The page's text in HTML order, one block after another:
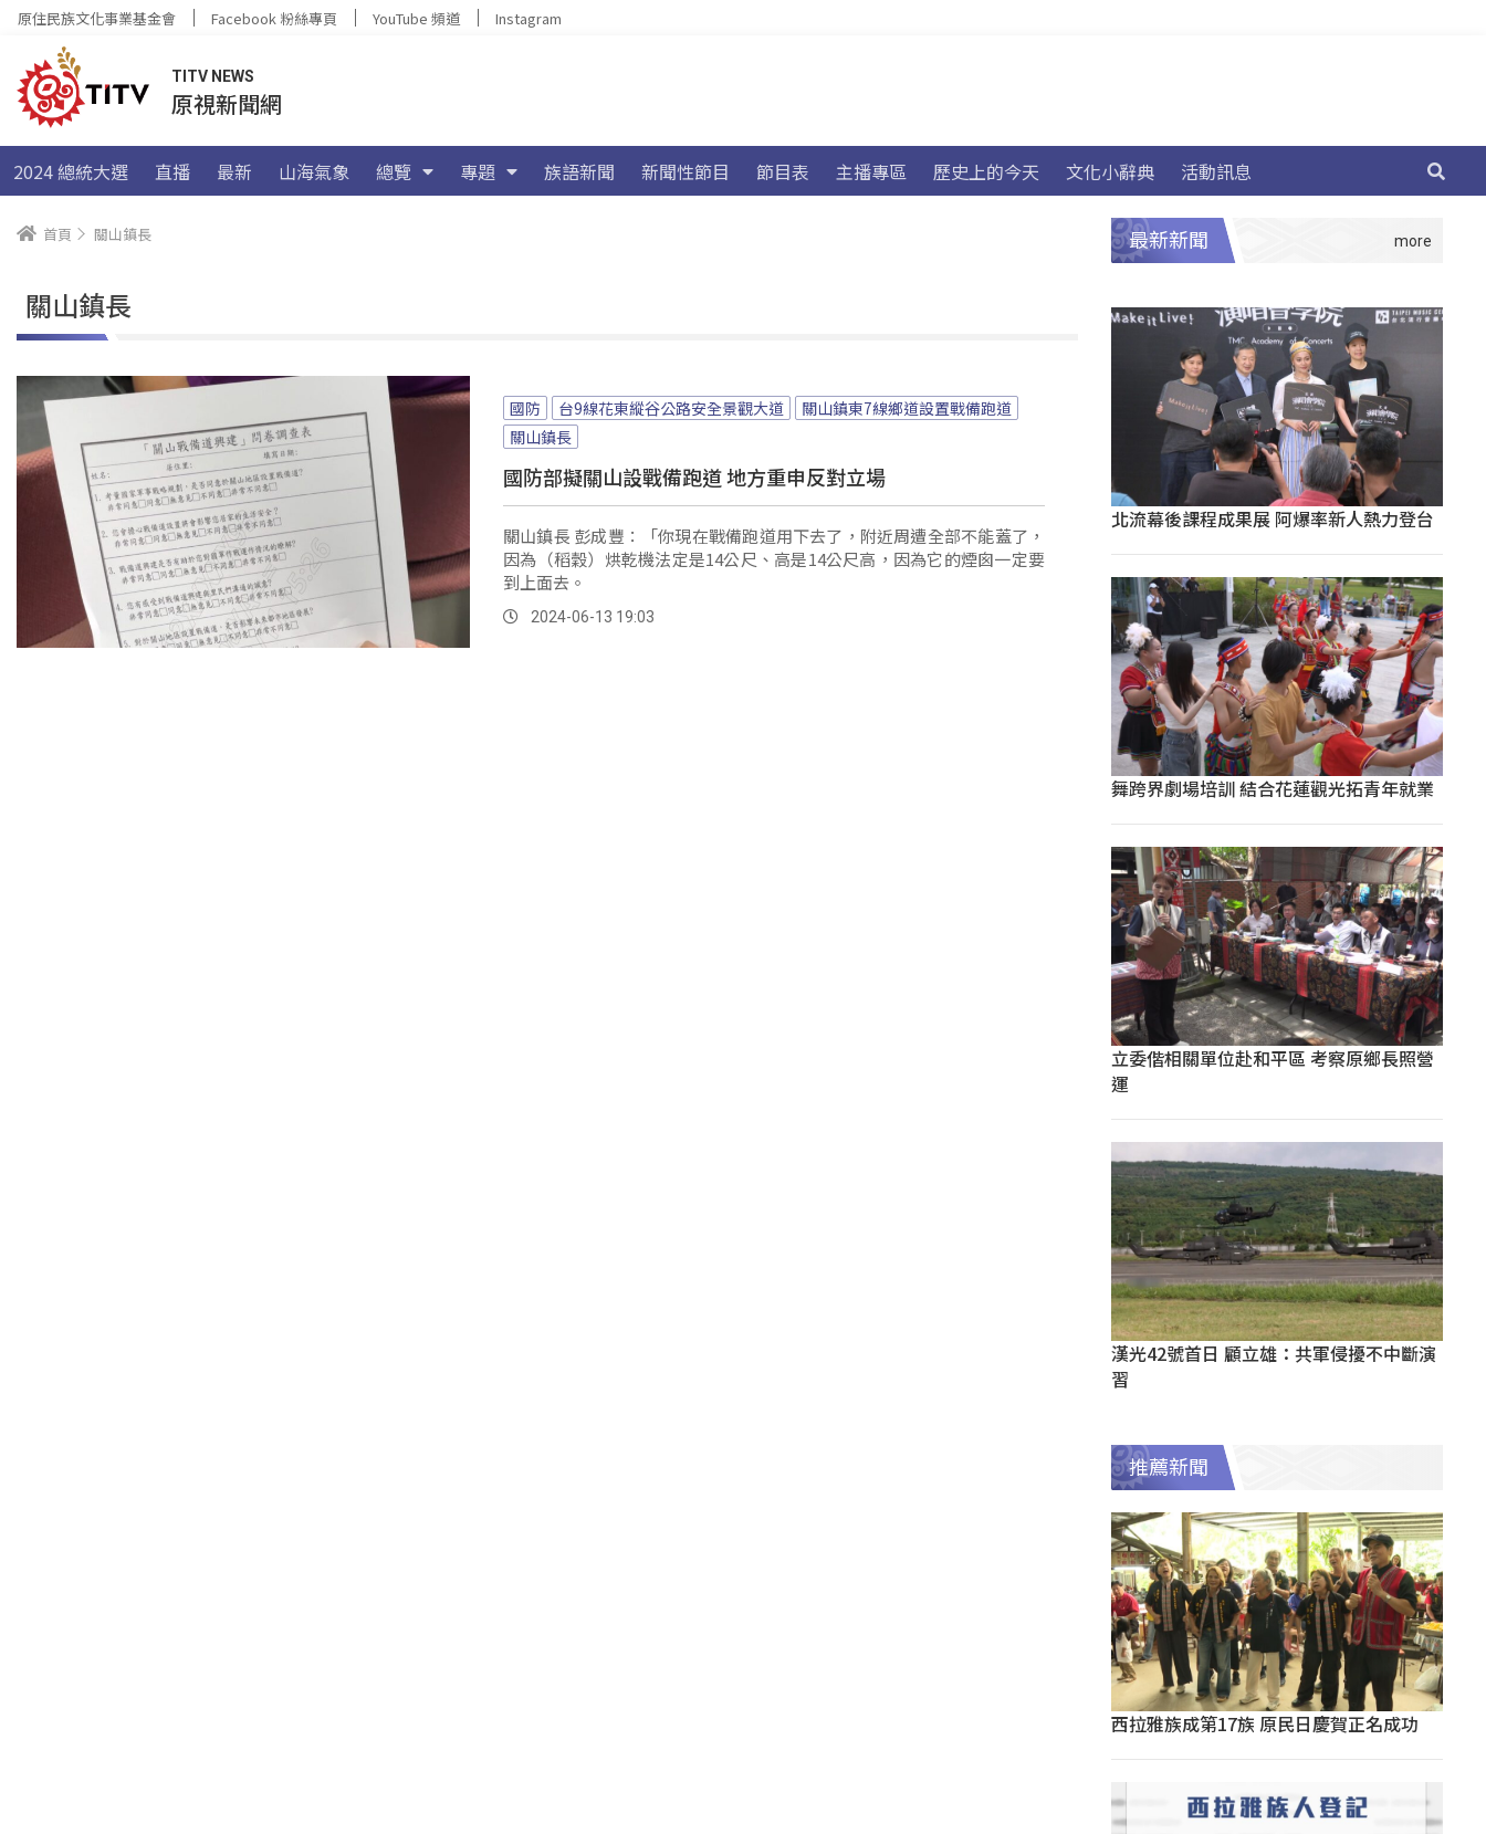
原住民族文化事業基金會 Facebook 粉絲專頁 YouTube 頻道 Instagram
TITV NEWS
原視新聞網
2024 總統大選 直播 最新 山海氣象 總覽 專題 族語新聞 新聞性節目 節目表 主播專區 歷史上的今天 文化小辭典 活動訊息
首頁 關山鎮長
關山鎮長
國防 台9線花東縱谷公路安全景觀大道
關山鎮東7線鄉道設置戰備跑道
關山鎮長
國防部擬關山設戰備跑道 地方重申反對立場
關山鎮長 彭成豐：「你現在戰備跑道用下去了，附近周遭全部不能蓋了，
因為（稻穀）烘乾機法定是14公尺、高是14公尺高，因為它的煙囪一定要
到上面去。
2024-06-13 19:03
最新新聞
北流幕後課程成果展 阿爆率新人熱力登台
舞跨界劇場培訓 結合花蓮觀光拓青年就業
立委偕相關單位赴和平區 考察原鄉長照營
運
漢光42號首日 顧立雄：共軍侵擾不中斷演
習
推薦新聞
西拉雅族成第17族 原民日慶賀正名成功